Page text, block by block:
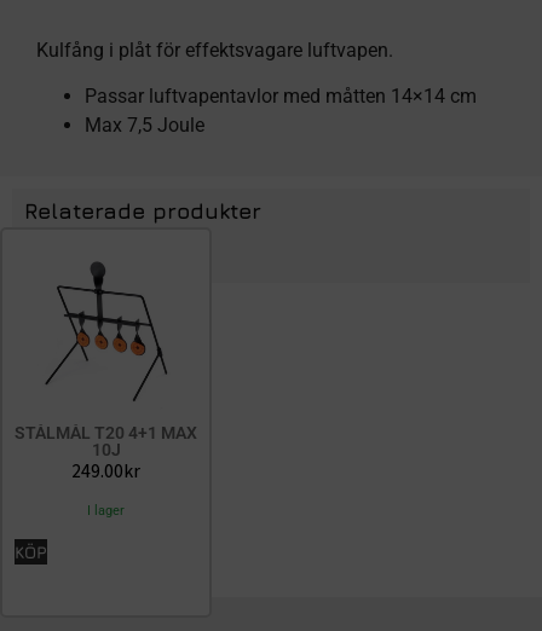
Kulfång i plåt för effektsvagare luftvapen.
Passar luftvapentavlor med måtten 14×14 cm
Max 7,5 Joule
Relaterade produkter
STÅLMÅL T20 4+1 MAX
10J
249.00kr
I lager
KÖP